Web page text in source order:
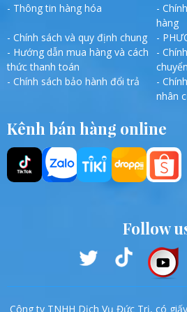
- Thông tin hàng hóa
-
hàng
- Chính sách và quy định chung
-
- Hướng dẫn mua hàng và cách
thức thanh toán
-
chuyển
- Chính sách bảo hành đổi trả
-
nhân
Kênh bán hàng online
Follow
Công ty TNHH Dịch Vụ Đức Trị, có